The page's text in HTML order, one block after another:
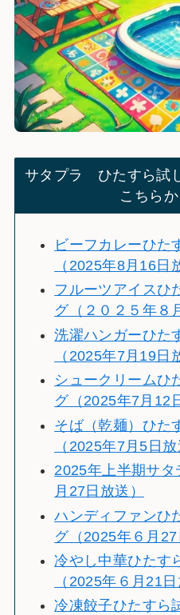
サタプラ ひたすら試
こちら
ビーフカレーひた
（2025年8月16日
フルーツアイスひ
グ（２０２５年８
洗濯ハンガーひた
（2025年7月19日
シュークリームひ
グ（2025年7月12
そば（乾麺）ひた
（2025年7月5日放
2025年上半期サタ
月27日放送）
ハンディファンひ
グ（2025年６月27
冷やし中華ひたす
（2025年６月21日
冷凍餃子ひたすら